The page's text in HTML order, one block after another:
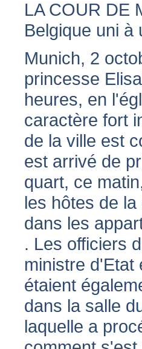
LA COUR DE
Belgique uni à
Munich, 2
princesse
heures, en
caractère fort
de la ville est
est arrivé de
quart, ce
les hôtes de
dans les
. Les officiers
ministre d'Etat
étaient
dans la salle
laquelle a